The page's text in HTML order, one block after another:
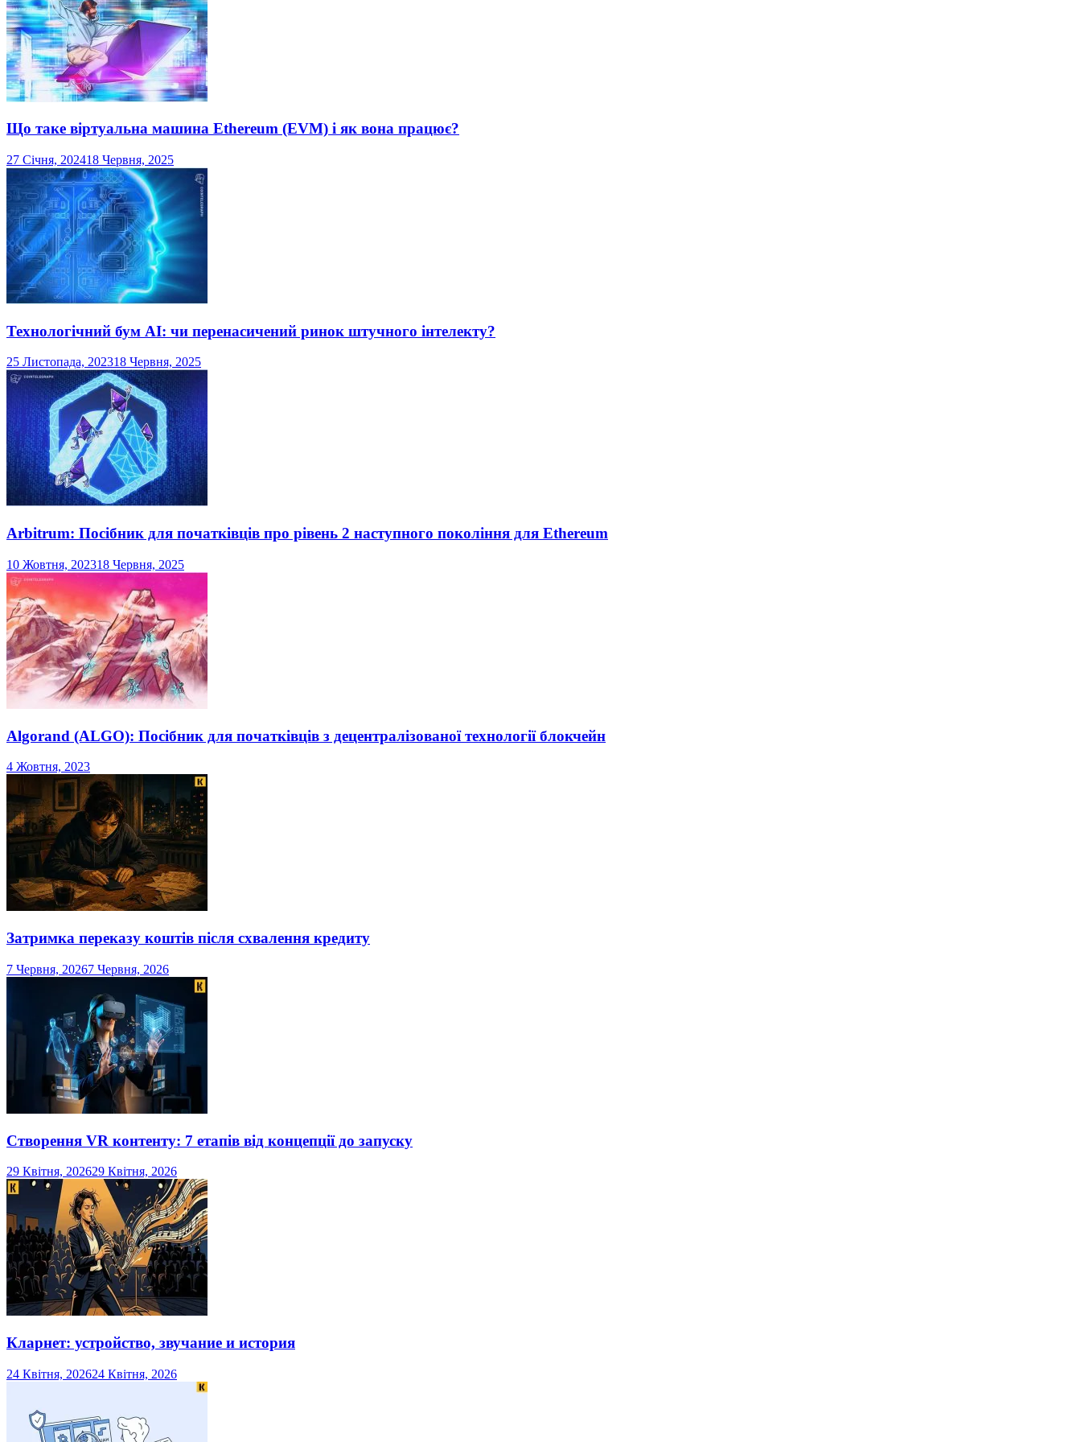
Що таке віртуальна машина Ethereum (EVM) і як вона працює?
27 Січня, 202418 Червня, 2025
Технологічний бум AI: чи перенасичений ринок штучного інтелекту?
25 Листопада, 202318 Червня, 2025
Arbitrum: Посібник для початківців про рівень 2 наступного покоління для Ethereum
10 Жовтня, 202318 Червня, 2025
Algorand (ALGO): Посібник для початківців з децентралізованої технології блокчейн
4 Жовтня, 2023
Затримка переказу коштів після схвалення кредиту
7 Червня, 20267 Червня, 2026
Створення VR контенту: 7 етапів від концепції до запуску
29 Квітня, 202629 Квітня, 2026
Кларнет: устройство, звучание и история
24 Квітня, 202624 Квітня, 2026